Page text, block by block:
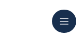
Meny